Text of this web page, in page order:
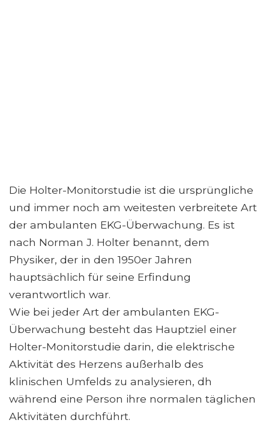
Die Holter-Monitorstudie ist die ursprüngliche
und immer noch am weitesten verbreitete Art
der ambulanten EKG-Überwachung. Es ist
nach Norman J. Holter benannt, dem
Physiker, der in den 1950er Jahren
hauptsächlich für seine Erfindung
verantwortlich war.
Wie bei jeder Art der ambulanten EKG-
Überwachung besteht das Hauptziel einer
Holter-Monitorstudie darin, die elektrische
Aktivität des Herzens außerhalb des
klinischen Umfelds zu analysieren, dh
während eine Person ihre normalen täglichen
Aktivitäten durchführt.